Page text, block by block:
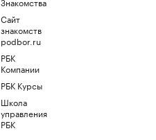
Сайт
знакомств
podbor.ru
РБК
Компании
РБК Курсы
Школа
управления
РБК